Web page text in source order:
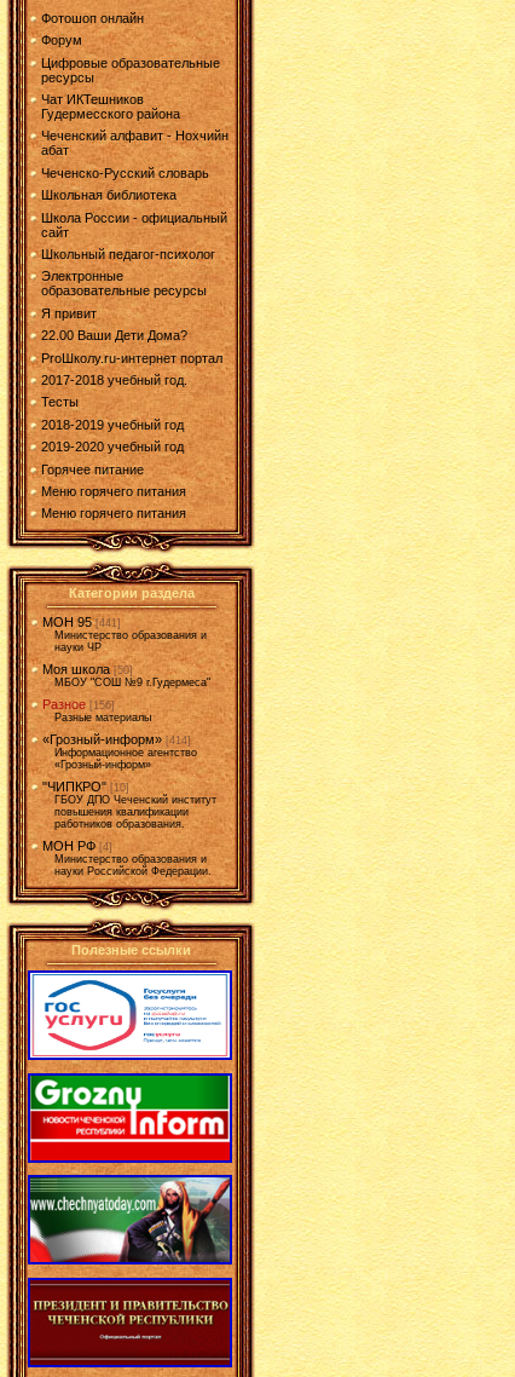
Фотошоп онлайн
Форум
Цифровые образовательные
ресурсы
Чат ИКТешников
Гудермесского района
Чеченский алфавит - Нохчийн
абат
Чеченско-Русский словарь
Школьная библиотека
Школа России - официальный
сайт
Школьный педагог-психолог
Электронные
образовательные ресурсы
Я привит
22.00 Ваши Дети Дома?
ProШколу.ru-интернет портал
2017-2018 учебный год.
Тесты
2018-2019 учебный год
2019-2020 учебный год
Горячее питание
Меню горячего питания
Меню горячего питания
Категории раздела
МОН 95 [441]
Министерство образования и
науки ЧР
Моя школа [50]
МБОУ "СОШ №9 г.Гудермеса"
Разное [156]
Разные материалы
«Грозный-информ» [414]
Информационное агентство
«Грозный-информ»
"ЧИПКРО" [10]
ГБОУ ДПО Чеченский институт
повышения квалификации
работников образования.
МОН РФ [4]
Министерство образования и
науки Российской Федерации.
Полезные ссылки